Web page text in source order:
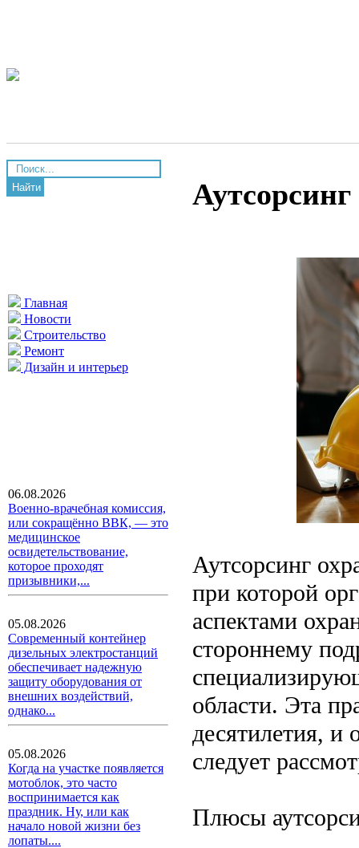
Найти
Главная
Новости
Строительство
Ремонт
Дизайн и интерьер
06.08.2026
Военно-врачебная комиссия,
или сокращённо ВВК, — это
медицинское
освидетельствование,
которое проходят
призывники,...
05.08.2026
Современный контейнер
дизельных электростанций
обеспечивает надежную
защиту оборудования от
внешних воздействий,
однако...
05.08.2026
Когда на участке появляется
мотоблок, это часто
воспринимается как
праздник. Ну, или как
начало новой жизни без
лопаты....
Аутсорсинг
при которой
аспектами
стороннему
области. Эта
десятилетия,
следует
Плюсы